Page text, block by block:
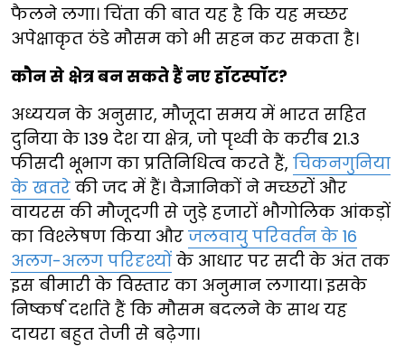
फैलने लगा। चिंता की बात यह है कि यह मच्छर
अपेक्षाकृत ठंडे मौसम को भी सहन कर सकता है।
कौन से क्षेत्र बन सकते हैं नए हॉटस्पॉट?
अध्ययन के अनुसार, मौजूदा समय में भारत सहित
दुनिया के 139 देश या क्षेत्र, जो पृथ्वी के करीब 21.3
फीसदी भूभाग का प्रतिनिधित्व करते हैं, चिकनगुनिया
के खतरे की जद में हैं। वैज्ञानिकों ने मच्छरों और
वायरस की मौजूदगी से जुड़े हजारों भौगोलिक आंकड़ों
का विश्लेषण किया और जलवायु परिवर्तन के 16
अलग-अलग परिदृश्यों के आधार पर सदी के अंत तक
इस बीमारी के विस्तार का अनुमान लगाया। इसके
निष्कर्ष दर्शाते हैं कि मौसम बदलने के साथ यह
दायरा बहुत तेजी से बढ़ेगा।